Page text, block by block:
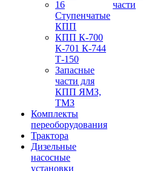
16
Ступенчатые
КПП
КПП К-700
К-701 К-744
Т-150
Запасные
части для
КПП ЯМЗ,
ТМЗ
Комплекты
переоборудования
Трактора
Дизельные
насосные
установки
части